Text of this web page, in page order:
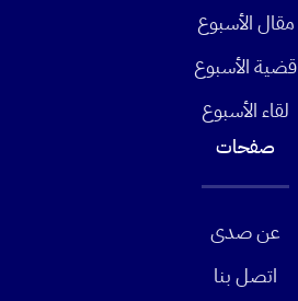
مقال الأسبوع
قضية الأسبوع
لقاء الأسبوع
صفحات
عن صدى
اتصل بنا